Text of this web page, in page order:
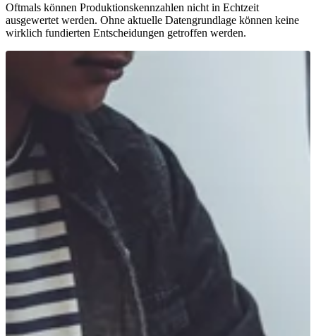
Oftmals können Produktionskennzahlen nicht in Echtzeit
ausgewertet werden.​ Ohne aktuelle Datengrundlage können keine
wirklich fundierten Entscheidungen getroffen werden.